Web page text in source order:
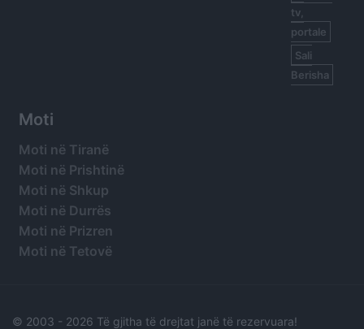
tv,
portale
Sali
Berisha
Moti
Moti në Tiranë
Moti në Prishtinë
Moti në Shkup
Moti në Durrës
Moti në Prizren
Moti në Tetovë
© 2003 - 2026 Të gjitha të drejtat janë të rezervuara!